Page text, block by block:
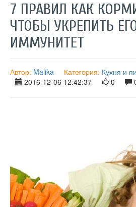
7 ПРАВИЛ КАК
ЧТОБЫ УКРЕПИТЬ
ИММУНИТЕТ
Автор: Malika Категория: Кухня и
2016-12-06 12:42:37
0